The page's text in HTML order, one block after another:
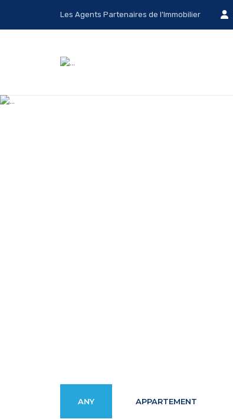
Les Agents Partenaires de l'Immobilier
ANY APPARTEMENT